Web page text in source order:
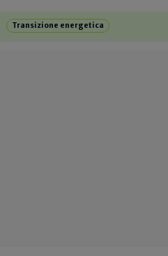
Transizione energetica